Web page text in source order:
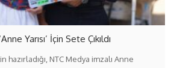
Yarısı’ İçin Sete Çıkıldı
hazırladığı, NTC Medya imzalı Anne